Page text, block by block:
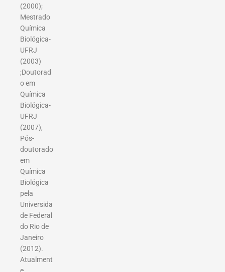
(2000);
Mestrado
Química
Biológica-
UFRJ
(2003)
;Doutorad
o em
Química
Biológica-
UFRJ
(2007),
Pós-
doutorado
em
Química
Biológica
pela
Universida
de Federal
do Rio de
Janeiro
(2012).
Atualment
e